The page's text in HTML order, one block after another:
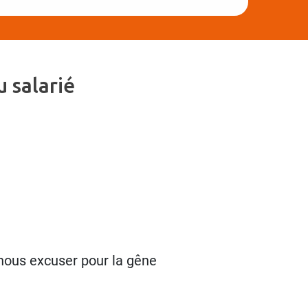
salarié